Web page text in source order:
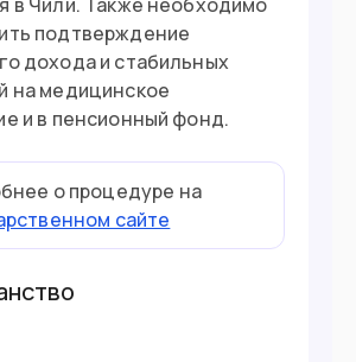
подтверждение
дохода и стабильных
на медицинское
и в пенсионный фонд.
о процедуре на
сайте